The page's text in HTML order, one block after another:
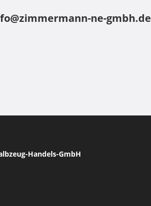
ne-gmbh.de
Handels-GmbH